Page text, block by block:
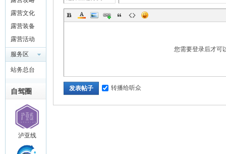
露营文化
露营装备
露营活动
服务区
站务总台
自驾圈
泸亚线
您需要登录后才可
发表帖子 转播给听众